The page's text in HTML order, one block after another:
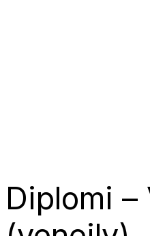
Diplomi –